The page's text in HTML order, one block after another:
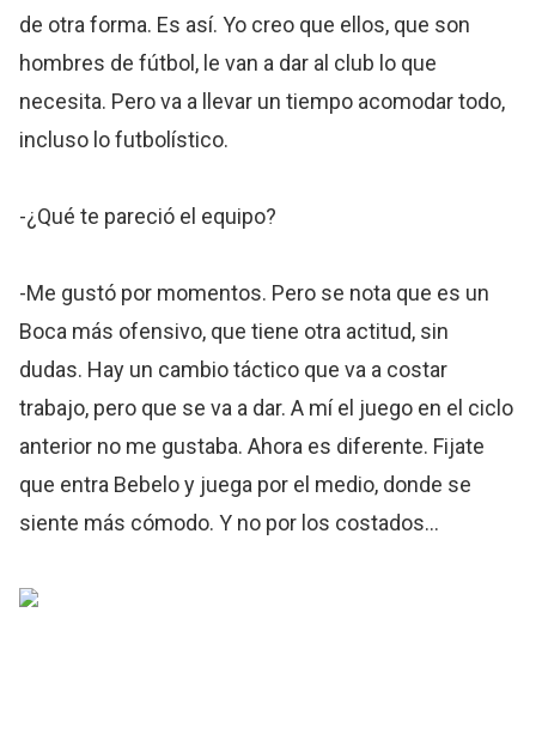
de otra forma. Es así. Yo creo que ellos, que son
hombres de fútbol, le van a dar al club lo que
necesita. Pero va a llevar un tiempo acomodar todo,
incluso lo futbolístico.
-¿Qué te pareció el equipo?
-Me gustó por momentos. Pero se nota que es un
Boca más ofensivo, que tiene otra actitud, sin
dudas. Hay un cambio táctico que va a costar
trabajo, pero que se va a dar. A mí el juego en el ciclo
anterior no me gustaba. Ahora es diferente. Fijate
que entra Bebelo y juega por el medio, donde se
siente más cómodo. Y no por los costados...